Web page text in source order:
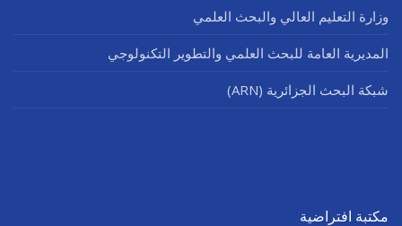
وزارة التعليم العالي والبحث العلمي
المديرية العامة للبحث العلمي والتطوير التكنولوجي
شبكة البحث الجزائرية (ARN)
مكتبة افتراضية